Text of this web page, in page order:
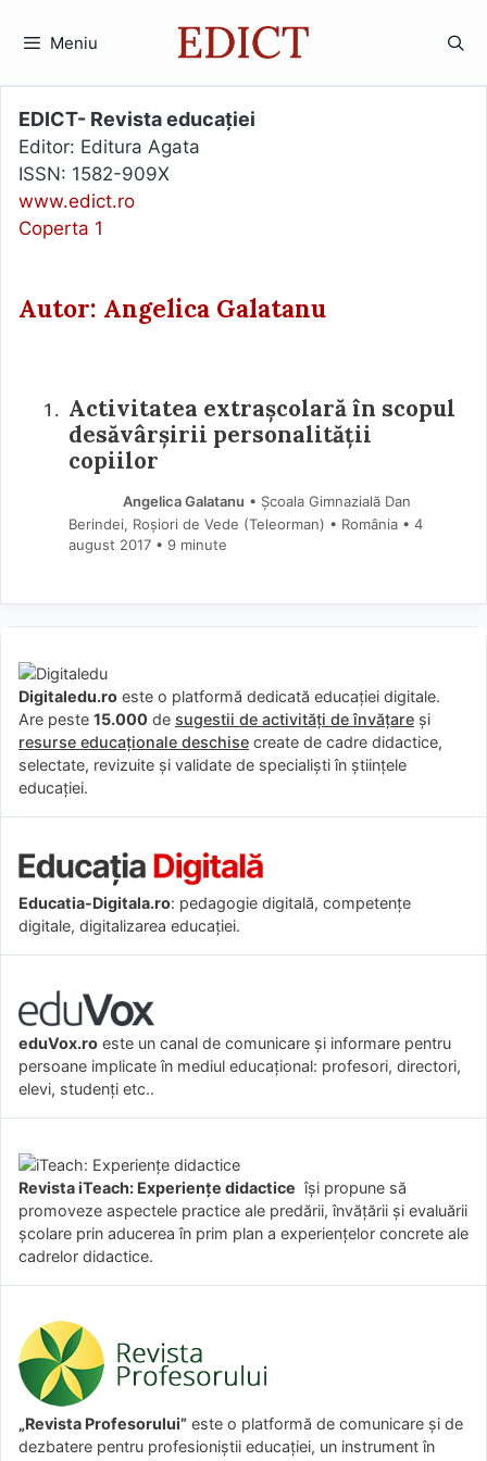
Meniu
EDICT- Revista educației
Editor: Editura Agata
ISSN: 1582-909X
www.edict.ro
Coperta 1
Autor: Angelica Galatanu
Activitatea extraşcolară în scopul
desăvârşirii personalităţii
copiilor
Angelica Galatanu • Școala Gimnazială Dan
Berindei, Roșiori de Vede (Teleorman) • România
4
august 2017 • 9 minute
Digitaledu.ro este o platformă dedicată educației digitale.
Are peste 15.000 de sugestii de activități de învățare și
resurse educaționale deschise create de cadre didactice,
selectate, revizuite și validate de specialiști în științele
educației.
Educatia-Digitala.ro: pedagogie digitală, competențe
digitale, digitalizarea educației.
eduVox.ro este un canal de comunicare și informare pentru
persoane implicate în mediul educațional: profesori, directori,
elevi, studenți etc..
Revista iTeach: Experienţe didactice îşi propune să
promoveze aspectele practice ale predării, învăţării şi evaluării
şcolare prin aducerea în prim plan a experienţelor concrete ale
cadrelor didactice.
„Revista Profesorului” este o platformă de comunicare și de
dezbatere pentru profesioniștii educației, un instrument în